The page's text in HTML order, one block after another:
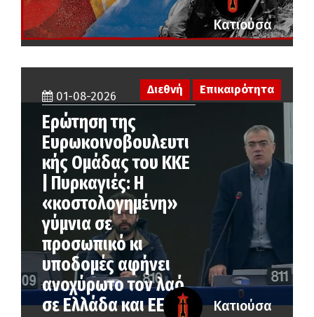
Κατιούσα
01-08-2026
Ερώτηση της
Ευρωκοινοβουλευτι
κής Ομάδας του ΚΚΕ
| Πυρκαγιές: Η
«κοστολογημένη»
γύμνια σε
προσωπικό κι
υποδομές αφήνει
ανοχύρωτο τον λαό
σε Ελλάδα και ΕΕ
Διεθνή Επικαιρότητα
Κατιούσα